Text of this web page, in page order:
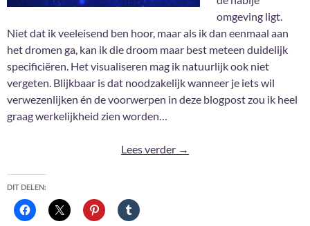
omgeving ligt.
Niet dat ik veeleisend ben hoor, maar als ik dan eenmaal aan
het dromen ga, kan ik die droom maar best meteen duidelijk
specificiëren. Het visualiseren mag ik natuurlijk ook niet
vergeten. Blijkbaar is dat noodzakelijk wanneer je iets wil
verwezenlijken én de voorwerpen in deze blogpost zou ik heel
graag werkelijkheid zien worden…
Lees verder If only these were real …
→
DIT DELEN: